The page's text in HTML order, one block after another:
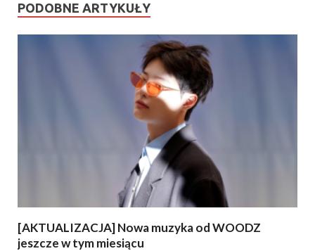
PODOBNE ARTYKUŁY
[AKTUALIZACJA] Nowa muzyka od WOODZ
jeszcze w tym miesiącu